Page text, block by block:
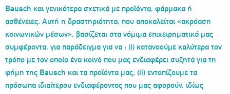
Bausch και γενικότερα σχετικά με προϊόντα, φάρμακα ή
ασθένειες. Αυτή η δραστηριότητα, που αποκαλείται «ακρόαση
κοινωνικών μέσων», βασίζεται στα νόμιμα επιχειρηματικά μας
συμφέροντα, για παράδειγμα για να : (i) κατανοούμε καλύτερα τον
τρόπο με τον οποίο ένα κοινό που μας ενδιαφέρει συζητά για τη
φήμη της Bausch και τα προϊόντα μας, (ii) εντοπίζουμε τα
πρόσωπα ιδιαίτερου ενδιαφέροντος που μας αφορούν, ιδίως